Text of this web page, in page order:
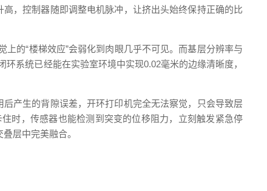
，控制器随即调整电机脉冲，让挤出头始终保持正确的比
的“楼梯效应”会弱化到肉眼几乎不可见。而基层分辨率与
系统已经能在实验室环境中实现0.02毫米的边缘清晰度，
产生的背隙误差，开环打印机完全无法察觉，只会导致层
时，传感器也能检测到突变的位移阻力，立刻触发紧急停
层中完美融合。